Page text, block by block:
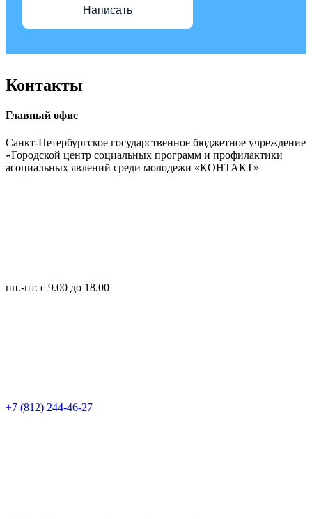
Написать
Контакты
Главный офис
Санкт-Петербургское государственное бюджетное учреждение
«Городской центр социальных программ и профилактики
асоциальных явлений среди молодежи «КОНТАКТ»
пн.-пт. с 9.00 до 18.00
+7 (812) 244-46-27